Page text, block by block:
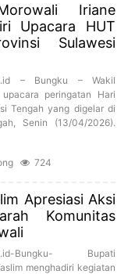
Iriane
Upacara HUT
Sulawesi
– Bungku – Wakil
peringatan Hari
Tengah yang digelar di
Senin (13/04/2026).
724
Apresiasi Aksi
Komunitas
Bungku- Bupati
menghadiri kegiatan